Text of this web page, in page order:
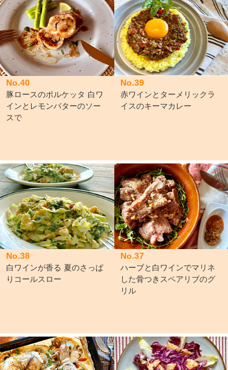
No.40
豚ロースのポルケッタ 白ワ
インとレモンバターのソー
スで
No.39
赤ワインとターメリックラ
イスのキーマカレー
No.38
白ワインが香る 夏のさっぱ
りコールスロー
No.37
ハーブと白ワインでマリネ
した骨つきスペアリブのグ
リル